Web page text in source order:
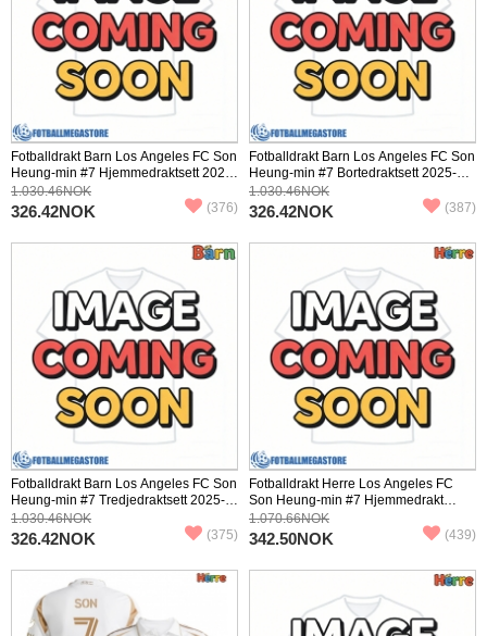
Fotballdrakt Barn Los Angeles FC Son
Heung-min #7 Hjemmedraktsett 2025-
26 Kortermet (+ Korte bukser)
1.030.46NOK
326.42NOK (376)
Fotballdrakt Barn Los Angeles FC Son
Heung-min #7 Bortedraktsett 2025-26
Kortermet (+ Korte bukser)
1.030.46NOK
326.42NOK (387)
Fotballdrakt Barn Los Angeles FC Son
Heung-min #7 Tredjedraktsett 2025-
26 Kortermet (+ Korte bukser)
1.030.46NOK
326.42NOK (375)
Fotballdrakt Herre Los Angeles FC
Son Heung-min #7 Hjemmedrakt
2025-26 Kortermet
1.070.66NOK
342.50NOK (439)